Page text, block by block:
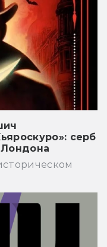
серб
Лондона